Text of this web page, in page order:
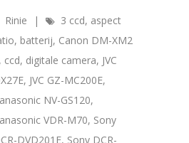
Rinie | 3 ccd, aspect
, batterij, Canon DM-XM2
, ccd, digitale camera, JVC
, JVC GZ-MC200E,
NV-GS120,
VDR-M70, Sony
DVD201E, Sony DCR-